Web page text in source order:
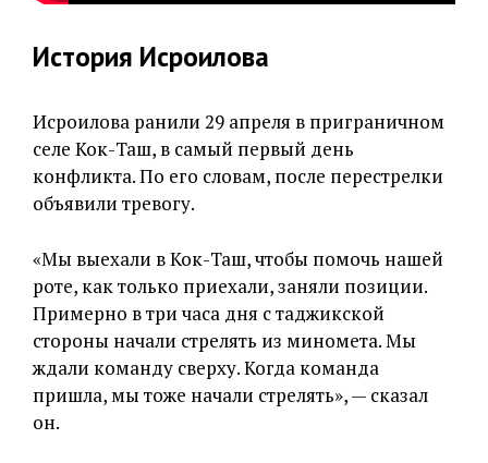
История Исроилова
Исроилова ранили 29 апреля в приграничном
селе Кок-Таш, в самый первый день
конфликта. По его словам, после перестрелки
объявили тревогу.
«Мы выехали в Кок-Таш, чтобы помочь нашей
роте, как только приехали, заняли позиции.
Примерно в три часа дня с таджикской
стороны начали стрелять из миномета. Мы
ждали команду сверху. Когда команда
пришла, мы тоже начали стрелять», — сказал
он.